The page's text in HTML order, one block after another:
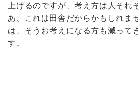
上げるのですが、考え方は人それ
あ、これは田舎だからかもしれま
は、そうお考えになる方も減って
す。